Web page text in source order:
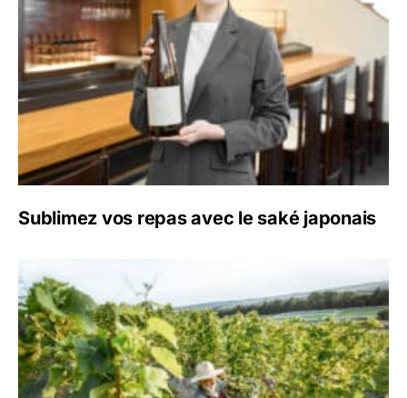
Sublimez vos repas avec le saké japonais